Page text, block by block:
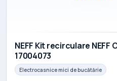
NEFF Kit recirculare NEFF
17004073
Electrocasnice mici de bucătărie